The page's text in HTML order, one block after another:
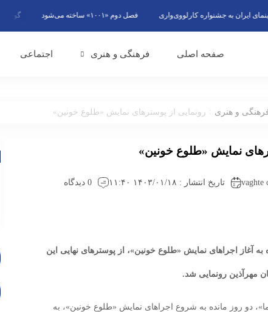
به جشنواره کارلووی‌واری فصل دوم «۱۰۰۱» ساخته می‌شود گویندگان
صفحه اصلی فرهنگی و هنری اجتماعی
و هنری : رونمایی از پوسترهای نمایش «طلوع‌ خونین‌»
نمایش «طلوع‌ خونین‌»
vaghte تاریخ انتشار : ۱۴۰۳/۰۱/۱۸ ۱۱:۴۰ 0 دیدگاه
به آغاز اجراهای نمایش «طلوع‌ خونین‌»، از پوسترهای نهایی این
مهرآذین رونمایی شد.
دو روز مانده به شروع اجراهای نمایش «طلوع‌ خونین‌»، به